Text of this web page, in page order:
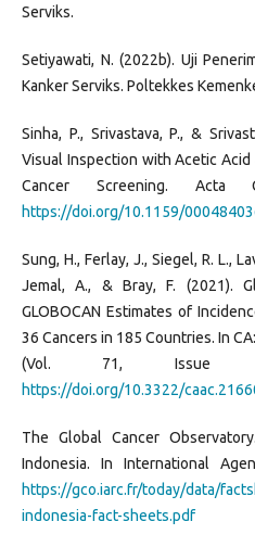
Serviks.
Setiyawati, N. (2022b). Uji
Kanker Serviks. Poltekkes
Sinha, P., Srivastava, P., &
Visual Inspection with Acetic Acid
Cancer Screening. Acta
https://doi.org/10.1159/
Sung, H., Ferlay, J., Siegel, R. L.,
Jemal, A., & Bray, F. (2021).
GLOBOCAN Estimates of
36 Cancers in 185 Countries. In
(Vol. 71, Issue
https://doi.org/10.3322/
The Global Cancer
Indonesia. In International
https://gco.iarc.fr/today/data/
indonesia-fact-sheets.pdf